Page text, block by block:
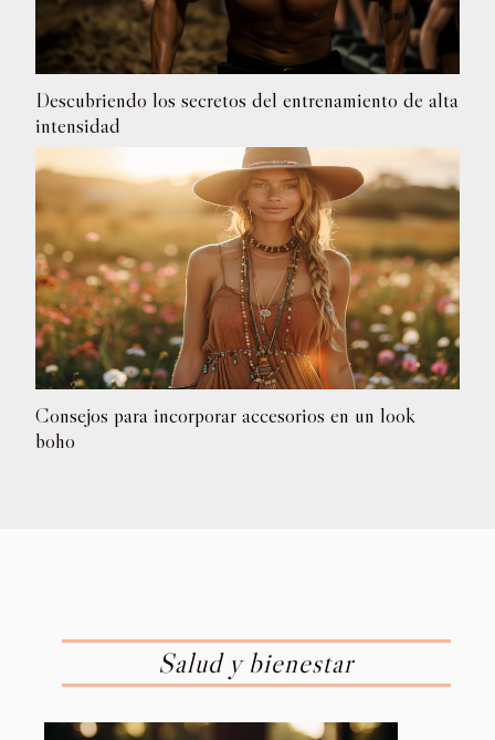
Descubriendo los secretos del entrenamiento de alta
intensidad
Consejos para incorporar accesorios en un look
boho
Salud y bienestar